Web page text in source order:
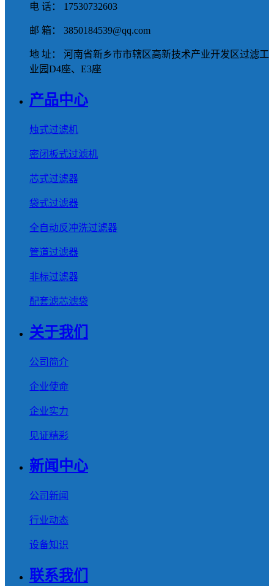
电 话： 17530732603
邮 箱： 3850184539@qq.com
地 址： 河南省新乡市市辖区高新技术产业开发区过滤工
业园D4座、E3座
产品中心
烛式过滤机
密闭板式过滤机
芯式过滤器
袋式过滤器
全自动反冲洗过滤器
管道过滤器
非标过滤器
配套滤芯滤袋
关于我们
公司简介
企业使命
企业实力
见证精彩
新闻中心
公司新闻
行业动态
设备知识
联系我们